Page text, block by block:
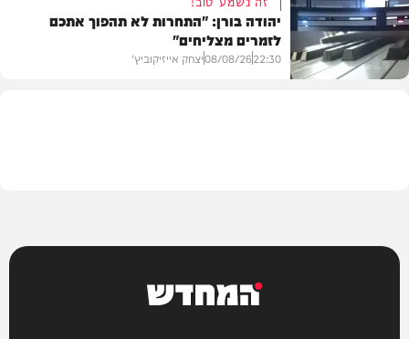
מדיני
יהודה בורן: "התחרות לא תהפוך אתכם
לזמרים מצליחים"
22:30
08/08/26יצחק אייזיקוביץ'
המחדש